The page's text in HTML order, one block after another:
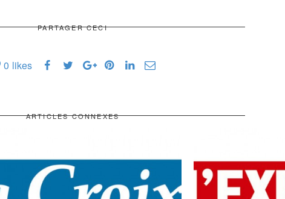
PARTAGER CECI
0 likes
ARTICLES CONNEXES